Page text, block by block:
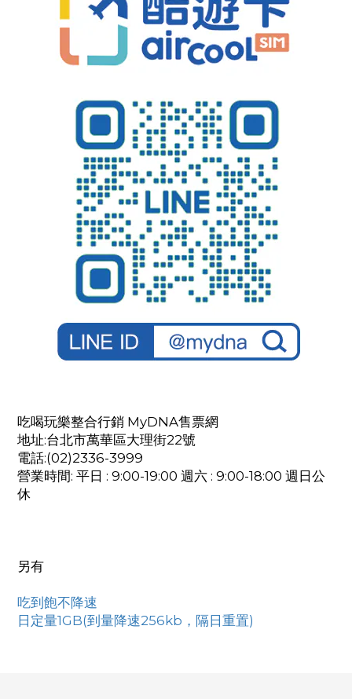
吃喝玩樂整合行銷 MyDNA售票網
地址:台北市萬華區大理街22號
電話:(02)2336-3999
營業時間: 平日 : 9:00-19:00 週六 : 9:00-18:00 週日公
休
另有
吃到飽不降速
日定量1GB(到量降速256kb，隔日重置)